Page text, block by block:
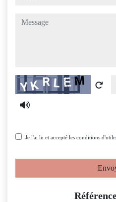
message
Captcha
Je l'ai lu et accepté les conditions